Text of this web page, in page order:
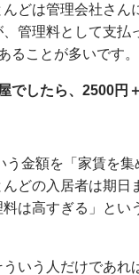
どは管理会社さん
管理料として支払
ることが多いです。
でしたら、2500円
う金額を「家賃を
どの入居者は期日
は高すぎる」とい
ういう人だけであれ